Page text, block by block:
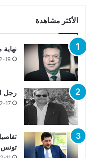
الأكثر مشاهدة
19
رجل
17
تونس